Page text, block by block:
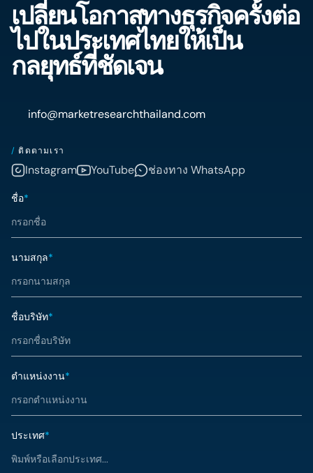
เปลี่ยนโอกาสทางธุรกิจครั้งต่อ
ไปในประเทศไทยให้เป็น
กลยุทธ์ที่ชัดเจน
info@marketresearchthailand.com
/ ติดตามเรา
Instagram YouTube ช่องทาง WhatsApp
ชื่อ*
นามสกุล*
ชื่อบริษัท*
ตำแหน่งงาน*
ประเทศ*